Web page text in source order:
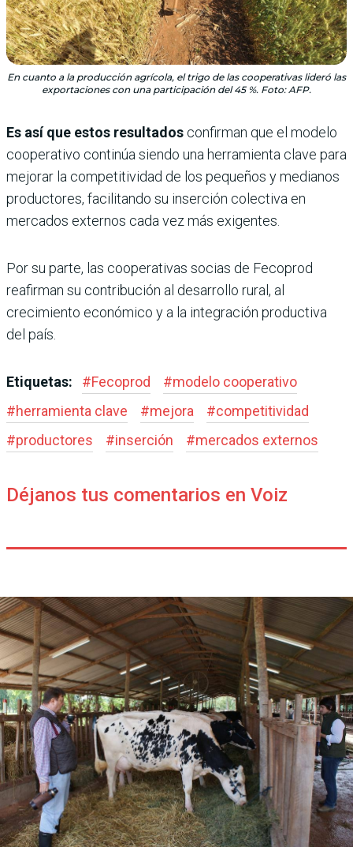
En cuanto a la producción agrícola, el trigo de las cooperativas lideró las
exportaciones con una participación del 45 %. Foto: AFP.
Es así que estos resultados confirman que el modelo
cooperativo continúa siendo una herramienta clave para
mejorar la competitividad de los pequeños y medianos
productores, facilitando su inserción colectiva en
mercados externos cada vez más exigentes.
Por su parte, las cooperativas socias de Fecoprod
reafirman su contribución al desarrollo rural, al
crecimiento económico y a la integración productiva
del país.
Etiquetas: #Fecoprod #modelo cooperativo
#herramienta clave #mejora #competitividad
#productores #inserción #mercados externos
Déjanos tus comentarios en Voiz